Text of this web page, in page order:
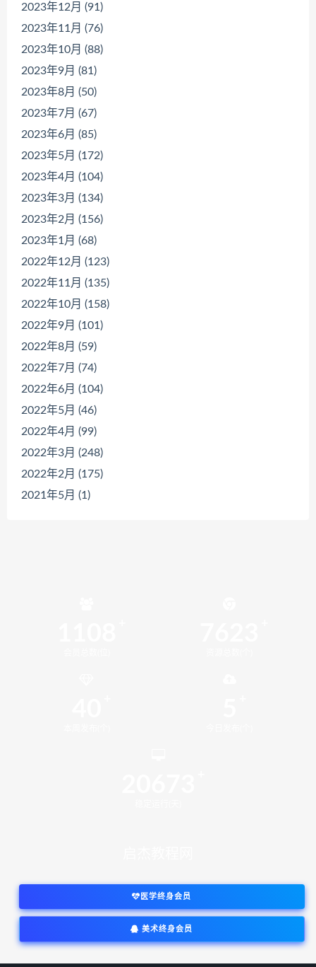
2023年12月 (91)
2023年11月 (76)
2023年10月 (88)
2023年9月 (81)
2023年8月 (50)
2023年7月 (67)
2023年6月 (85)
2023年5月 (172)
2023年4月 (104)
2023年3月 (134)
2023年2月 (156)
2023年1月 (68)
2022年12月 (123)
2022年11月 (135)
2022年10月 (158)
2022年9月 (101)
2022年8月 (59)
2022年7月 (74)
2022年6月 (104)
2022年5月 (46)
2022年4月 (99)
2022年3月 (248)
2022年2月 (175)
2021年5月 (1)
医学终身会员
美术终身会员